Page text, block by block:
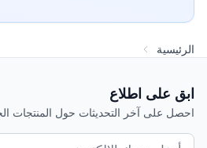
الرئيسية
ابق على اطلاع
احصل على آخر التحديثات حول المنتجات